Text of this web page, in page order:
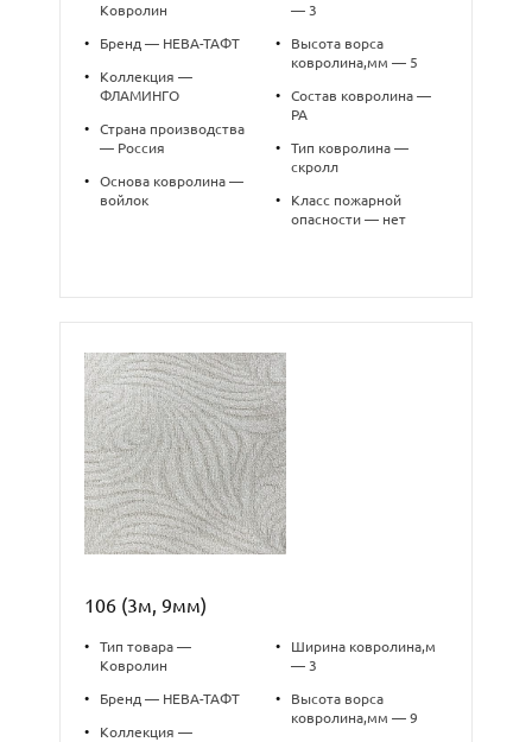
Ковролин
• Бренд — НЕВА-ТАФТ
•
Коллекция —
ФЛАМИНГО
•
Страна производства
— Россия
•
Основа ковролина —
войлок
— 3
•
Высота ворса
ковролина,мм — 5
•
Состав ковролина —
PA
•
Тип ковролина —
скролл
•
Класс пожарной
опасности — нет
106 (3м, 9мм)
•
Тип товара —
Ковролин
• Бренд — НЕВА-ТАФТ
•
Коллекция —
•
Ширина ковролина,м
— 3
•
Высота ворса
ковролина,мм — 9